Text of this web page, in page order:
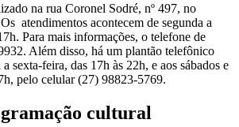
na rua Coronel Sodré, nº 497, no
atendimentos acontecem de segunda a
Para mais informações, o telefone de
Além disso, há um plantão telefônico
sexta-feira, das 17h às 22h, e aos sábados e
pelo celular (27) 98823-5769.
cultural